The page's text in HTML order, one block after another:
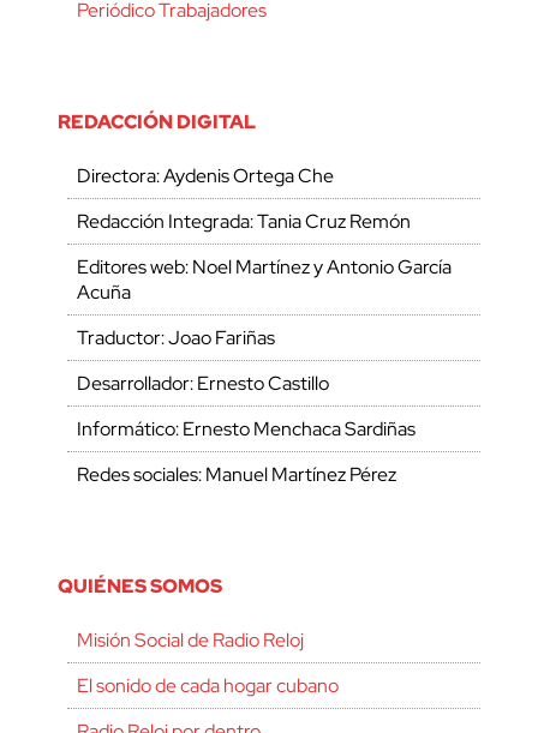
Periódico Trabajadores
REDACCIÓN DIGITAL
Directora: Aydenis Ortega Che
Redacción Integrada: Tania Cruz Remón
Editores web: Noel Martínez y Antonio García
Acuña
Traductor: Joao Fariñas
Desarrollador: Ernesto Castillo
Informático: Ernesto Menchaca Sardiñas
Redes sociales: Manuel Martínez Pérez
QUIÉNES SOMOS
Misión Social de Radio Reloj
El sonido de cada hogar cubano